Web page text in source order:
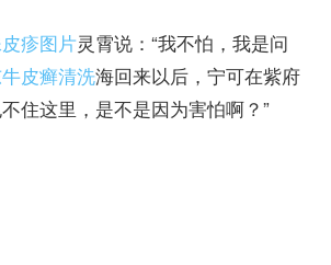
疹图片灵霄说：“我不怕，我是问
皮癣清洗海回来以后，宁可在紫府
住这里，是不是因为害怕啊？”